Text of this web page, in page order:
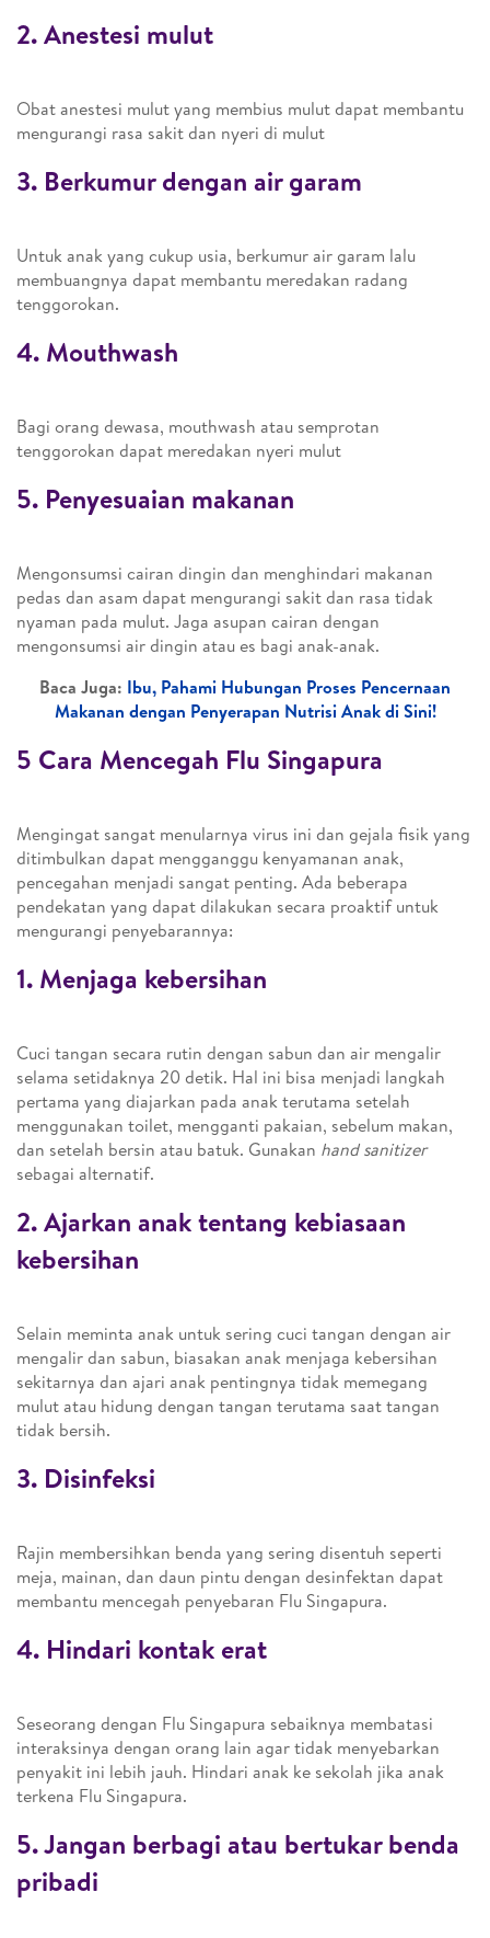
2. Anestesi mulut
Obat anestesi mulut yang membius mulut dapat membantu
mengurangi rasa sakit dan nyeri di mulut
3. Berkumur dengan air garam
Untuk anak yang cukup usia, berkumur air garam lalu
membuangnya dapat membantu meredakan radang
tenggorokan.
4. Mouthwash
Bagi orang dewasa, mouthwash atau semprotan
tenggorokan dapat meredakan nyeri mulut
5. Penyesuaian makanan
Mengonsumsi cairan dingin dan menghindari makanan
pedas dan asam dapat mengurangi sakit dan rasa tidak
nyaman pada mulut. Jaga asupan cairan dengan
mengonsumsi air dingin atau es bagi anak-anak.
Baca Juga: Ibu, Pahami Hubungan Proses Pencernaan
Makanan dengan Penyerapan Nutrisi Anak di Sini!
5 Cara Mencegah Flu Singapura
Mengingat sangat menularnya virus ini dan gejala fisik yang
ditimbulkan dapat mengganggu kenyamanan anak,
pencegahan menjadi sangat penting. Ada beberapa
pendekatan yang dapat dilakukan secara proaktif untuk
mengurangi penyebarannya:
1. Menjaga kebersihan
Cuci tangan secara rutin dengan sabun dan air mengalir
selama setidaknya 20 detik. Hal ini bisa menjadi langkah
pertama yang diajarkan pada anak terutama setelah
menggunakan toilet, mengganti pakaian, sebelum makan,
dan setelah bersin atau batuk. Gunakan hand sanitizer
sebagai alternatif.
2. Ajarkan anak tentang kebiasaan
kebersihan
Selain meminta anak untuk sering cuci tangan dengan air
mengalir dan sabun, biasakan anak menjaga kebersihan
sekitarnya dan ajari anak pentingnya tidak memegang
mulut atau hidung dengan tangan terutama saat tangan
tidak bersih.
3. Disinfeksi
Rajin membersihkan benda yang sering disentuh seperti
meja, mainan, dan daun pintu dengan desinfektan dapat
membantu mencegah penyebaran Flu Singapura.
4. Hindari kontak erat
Seseorang dengan Flu Singapura sebaiknya membatasi
interaksinya dengan orang lain agar tidak menyebarkan
penyakit ini lebih jauh. Hindari anak ke sekolah jika anak
terkena Flu Singapura.
5. Jangan berbagi atau bertukar benda
pribadi